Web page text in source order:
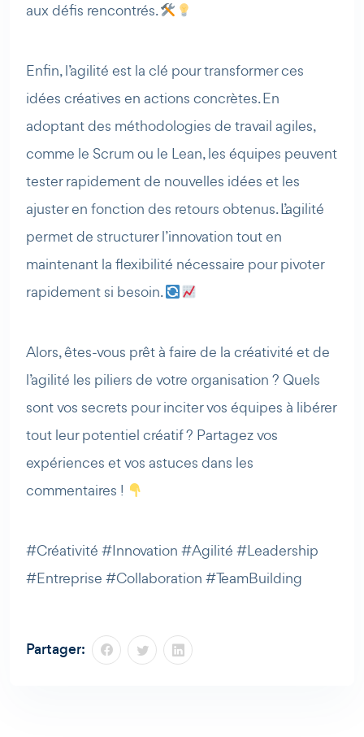
aux défis rencontrés.
Enfin, l’agilité est la clé pour transformer ces
idées créatives en actions concrètes. En
adoptant des méthodologies de travail agiles,
comme le Scrum ou le Lean, les équipes peuvent
tester rapidement de nouvelles idées et les
ajuster en fonction des retours obtenus. L’agilité
permet de structurer l’innovation tout en
maintenant la flexibilité nécessaire pour pivoter
rapidement si besoin.
Alors, êtes-vous prêt à faire de la créativité et de
l’agilité les piliers de votre organisation ? Quels
sont vos secrets pour inciter vos équipes à libérer
tout leur potentiel créatif ? Partagez vos
expériences et vos astuces dans les
commentaires !
#Créativité #Innovation #Agilité #Leadership
#Entreprise #Collaboration #TeamBuilding
Partager: